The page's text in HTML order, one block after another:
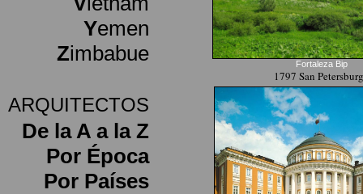
Yemen
Zimbabue
ARQUITECTOS
De la A a la Z
Por Época
Por Países
Fortaleza Bip
1797 San